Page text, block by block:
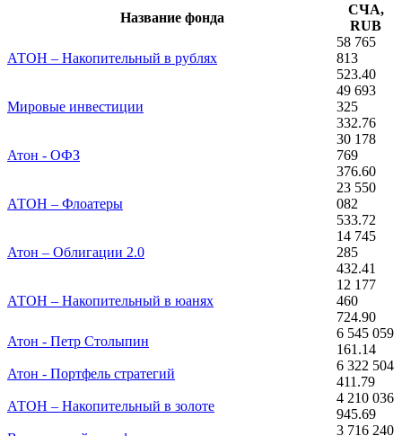
Название фонда
СЧА,
RUB
АТОН – Накопительный в рублях
58 765
813
523.40
Мировые инвестиции
49 693
325
332.76
Атон - ОФЗ
30 178
769
376.60
АТОН – Флоатеры
23 550
082
533.72
Атон – Облигации 2.0
14 745
285
432.41
АТОН – Накопительный в юанях
12 177
460
724.90
Атон - Петр Столыпин
6 545 059
161.14
Атон - Портфель стратегий
6 322 504
411.79
АТОН – Накопительный в золоте
4 210 036
945.69
3 716 240